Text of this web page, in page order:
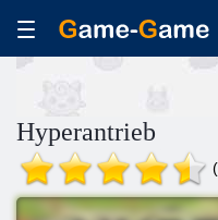
Hyperantrieb